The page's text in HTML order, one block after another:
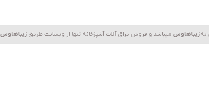
بهزیباهاوس میباشد و فروش یراق آلات آشپزخانه تنها از وبسایت طریقزیباهاوس